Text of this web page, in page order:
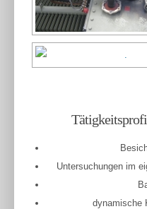
Untersuchungen im
dynamische